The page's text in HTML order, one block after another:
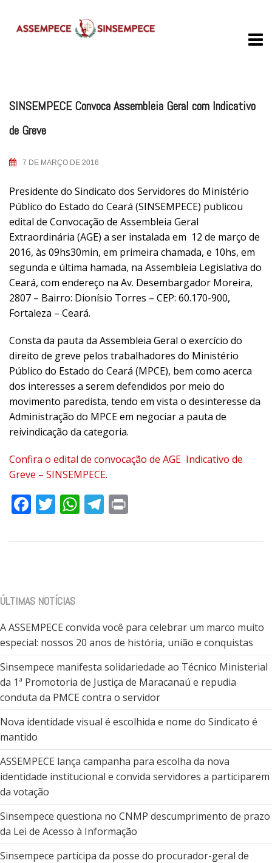
SINSEMPECE Convoca Assembleia Geral com Indicativo
de Greve
7 DE MARÇO DE 2016
Presidente do Sindicato dos Servidores do Ministério
Público do Estado do Ceará (SINSEMPECE) publicou
edital de Convocação de Assembleia Geral
Extraordinária (AGE) a ser instalada em 12 de março de
2016, às 09hs30min, em primeira chamada, e 10hs, em
segunda e última hamada, na Assembleia Legislativa do
Ceará, com endereço na Av. Desembargador Moreira,
2807 – Bairro: Dionísio Torres – CEP: 60.170-900,
Fortaleza – Ceará.
Consta da pauta da Assembleia Geral o exercício do
direito de greve pelos trabalhadores do Ministério
Público do Estado do Ceará (MPCE), bem como acerca
dos interesses a serem defendidos por meio do
movimento paredista, tendo em vista o desinteresse da
Administração do MPCE em negociar a pauta de
reivindicação da categoria.
Confira o edital de convocação de AGE Indicativo de
Greve – SINSEMPECE.
Facebook
Twitter
WhatsApp
Telegram
ÚLTIMAS NOTÍCIAS
A ASSEMPECE convida você para celebrar um marco muito
especial: nossos 20 anos de história, união e conquistas
Sinsempece manifesta solidariedade ao Técnico Ministerial
da 1ª Promotoria de Justiça de Maracanaú e repudia
conduta da PMCE contra o servidor
Nova identidade visual é escolhida e nome do Sindicato é
mantido
ASSEMPECE lança campanha para escolha da nova
identidade institucional e convida servidores a participarem
da votação
Sinsempece questiona no CNMP descumprimento de prazo
da Lei de Acesso à Informação
Sinsempece participa da posse do procurador-geral de